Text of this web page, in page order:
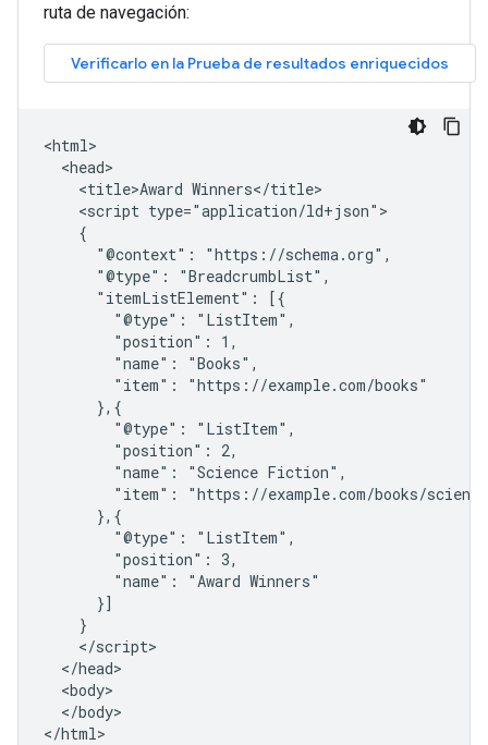
ruta de navegación:
<html>
  <head>
    <title>Award Winners</title>
    <script type="application/ld+json">
    {
      "@context": "https://schema.org",
      "@type": "BreadcrumbList",
      "itemListElement": [{
        "@type": "ListItem",
        "position": 1,
        "name": "Books",
        "item": "https://example.com/books"
      },{
        "@type": "ListItem",
        "position": 2,
        "name": "Science Fiction",
"item": "https://example.com/books/
      },{
        "@type": "ListItem",
        "position": 3,
        "name": "Award Winners"
      }]
    }
    </script>
  </head>
  <body>
  </body>
</html>